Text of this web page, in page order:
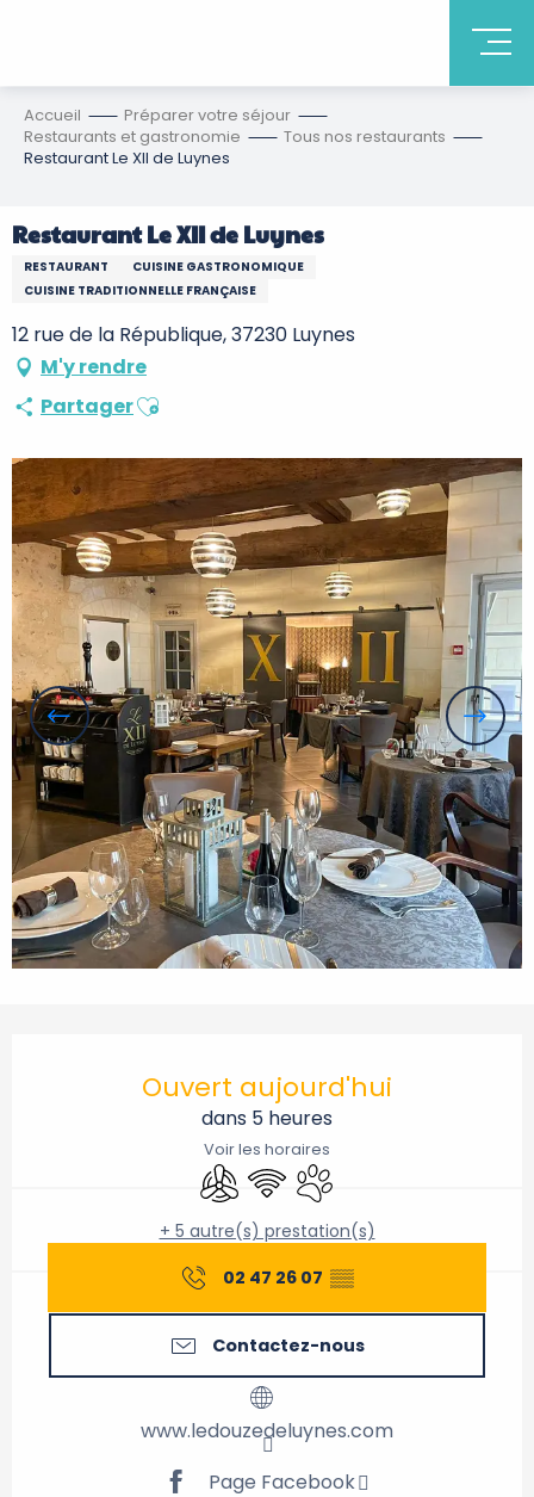
Accueil
Préparer votre séjour
Restaurants et gastronomie
Tous nos restaurants
Restaurant Le XII de Luynes
Restaurant Le XII de Luynes
RESTAURANT
CUISINE GASTRONOMIQUE
CUISINE TRADITIONNELLE FRANÇAISE
12 rue de la République, 37230 Luynes
M'y rendre
PartagerAjouter aux favoris
Ouvert aujourd'hui
dans 5 heures
Voir les horaires
Air conditionné
WiFi Animaux acceptés
+ 5 autre(s) prestation(s)
02 47 26 07 ▒▒
Contactez-nous
www.ledouzedeluynes.com
Page Facebook